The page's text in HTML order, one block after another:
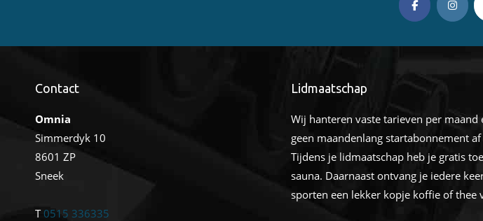
Contact
Omnia
Simmerdyk 10
8601 ZP
Sneek
T0515 336335
Lidmaatschap
Wij hanteren vaste tarieven per maand
geen maandenlang startabonnement
Tijdens je lidmaatschap heb je gratis
sauna. Daarnaast ontvang je iedere
sporten een lekker kopje koffie of thee